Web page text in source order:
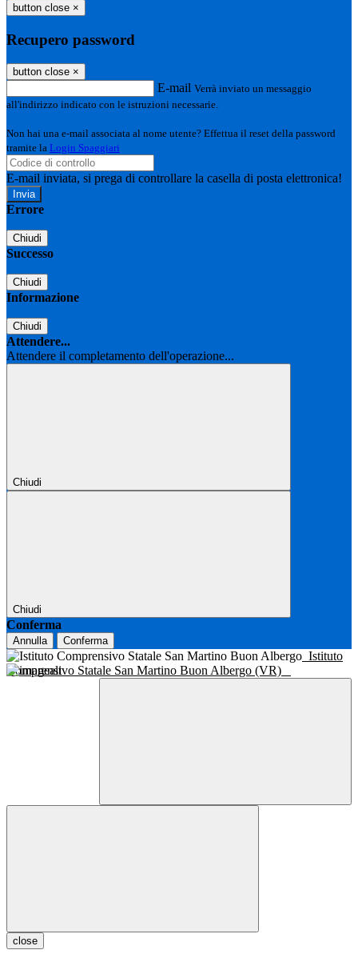
button close ×
Recupero password
button close ×
E-mail Verrà inviato un messaggio
all'indirizzo indicato con le istruzioni necessarie.
Non hai una e-mail associata al nome utente? Effettua il reset della password
tramite la Login Spaggiari
E-mail inviata, si prega di controllare la casella di posta elettronica!
Errore
Chiudi
Successo
Chiudi
Informazione
Chiudi
Attendere...
Attendere il completamento dell'operazione...
Chiudi
Chiudi
Conferma
Annulla Conferma
Istituto
Comprensivo Statale San Martino Buon Albergo (VR)
close